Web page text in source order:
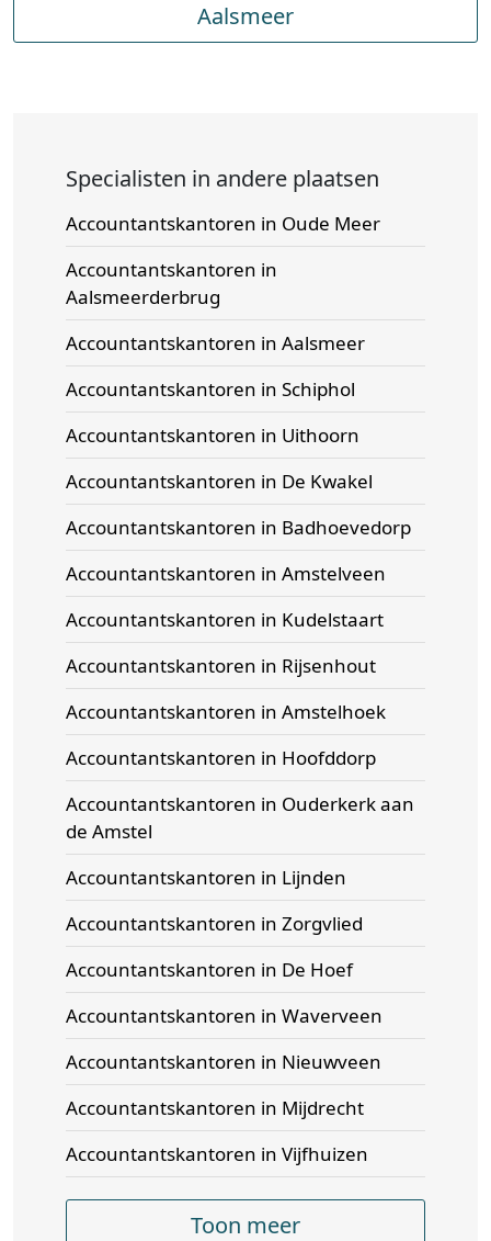
Aalsmeer
Specialisten in andere plaatsen
Accountantskantoren in Oude Meer
Accountantskantoren in
Aalsmeerderbrug
Accountantskantoren in Aalsmeer
Accountantskantoren in Schiphol
Accountantskantoren in Uithoorn
Accountantskantoren in De Kwakel
Accountantskantoren in Badhoevedorp
Accountantskantoren in Amstelveen
Accountantskantoren in Kudelstaart
Accountantskantoren in Rijsenhout
Accountantskantoren in Amstelhoek
Accountantskantoren in Hoofddorp
Accountantskantoren in Ouderkerk aan
de Amstel
Accountantskantoren in Lijnden
Accountantskantoren in Zorgvlied
Accountantskantoren in De Hoef
Accountantskantoren in Waverveen
Accountantskantoren in Nieuwveen
Accountantskantoren in Mijdrecht
Accountantskantoren in Vijfhuizen
Toon meer